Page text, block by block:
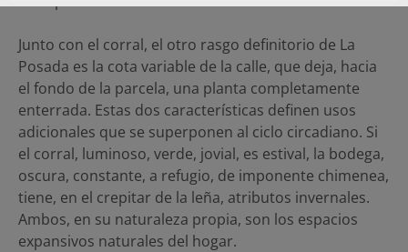
Junto con el corral, el otro rasgo definitorio de La
Posada es la cota variable de la calle, que deja, hacia
el fondo de la parcela, una planta completamente
enterrada. Estas dos características definen usos
adicionales que se superponen al ciclo circadiano. Si
el corral, luminoso, verde, jovial, es estival, la bodega,
oscura, constante, a refugio, de imponente chimenea,
tiene, en el crepitar de la leña, atributos invernales.
Ambos, en su naturaleza propia, son los espacios
expansivos naturales del hogar.